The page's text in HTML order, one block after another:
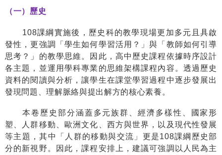
（一）歷史
108課綱實施後，歷史科的教學現場更加多元且具啟
發性，更強調「學生如何學習活用？」與「教師如何引導
思考？」的教學思維。因此，高中歷史課程依據時序設計
各主題，並運用學科專業的思維架構課程內容。透過歷史
資料的閱讀與分析，讓學生在課堂學習過程中逐步發展出
發現問題、理解脈絡與提出解方的核心素養。
本卷歷史部分涵蓋多元族群、經濟多樣性、國家形
塑、人群移動、歐洲文化、西方與世界，以及現代性發展
等主題，其中「人群的移動與交流」更是108課綱歷史部
分的新視野。因此，課程安排上，建議可強調以人民為主